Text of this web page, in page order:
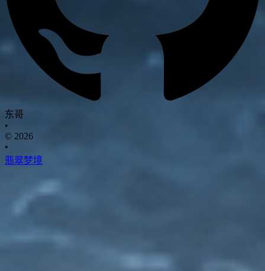
东哥
•
© 2026
•
翡翠梦境